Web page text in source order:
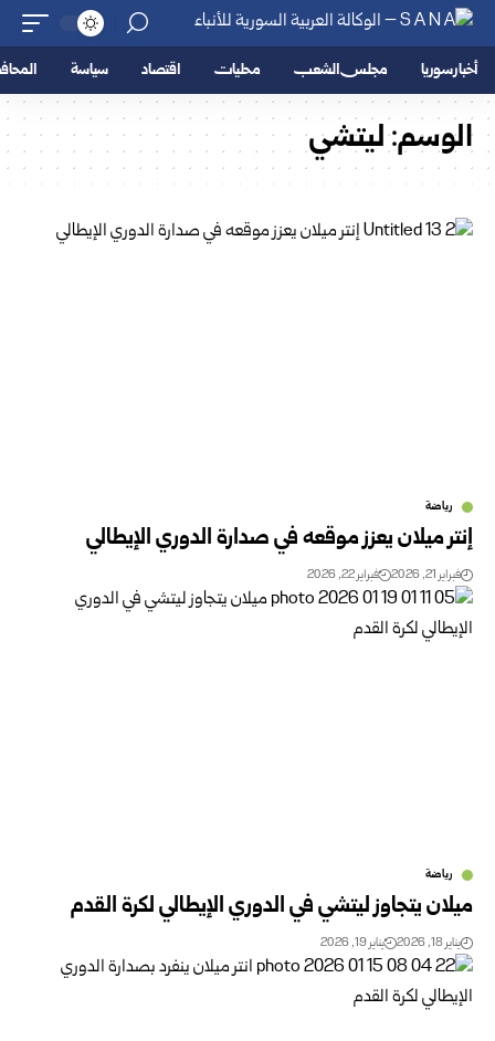
أخبار سوريا مجلس الشعب محليات اقتصاد سياسة
الوسم:ليتشي
رياضة
إنتر ميلان يعزز موقعه في صدارة الدوري الإيطالي
فبراير 21, 2026 فبراير 22, 2026
رياضة
ميلان يتجاوز ليتشي في الدوري الإيطالي لكرة القدم
يناير 18, 2026 يناير 19, 2026